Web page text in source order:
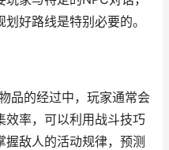
好路线是特别必要的。
品的经过中，玩家通常会
效率，可以利用战斗技巧
敌人的活动规律，预测